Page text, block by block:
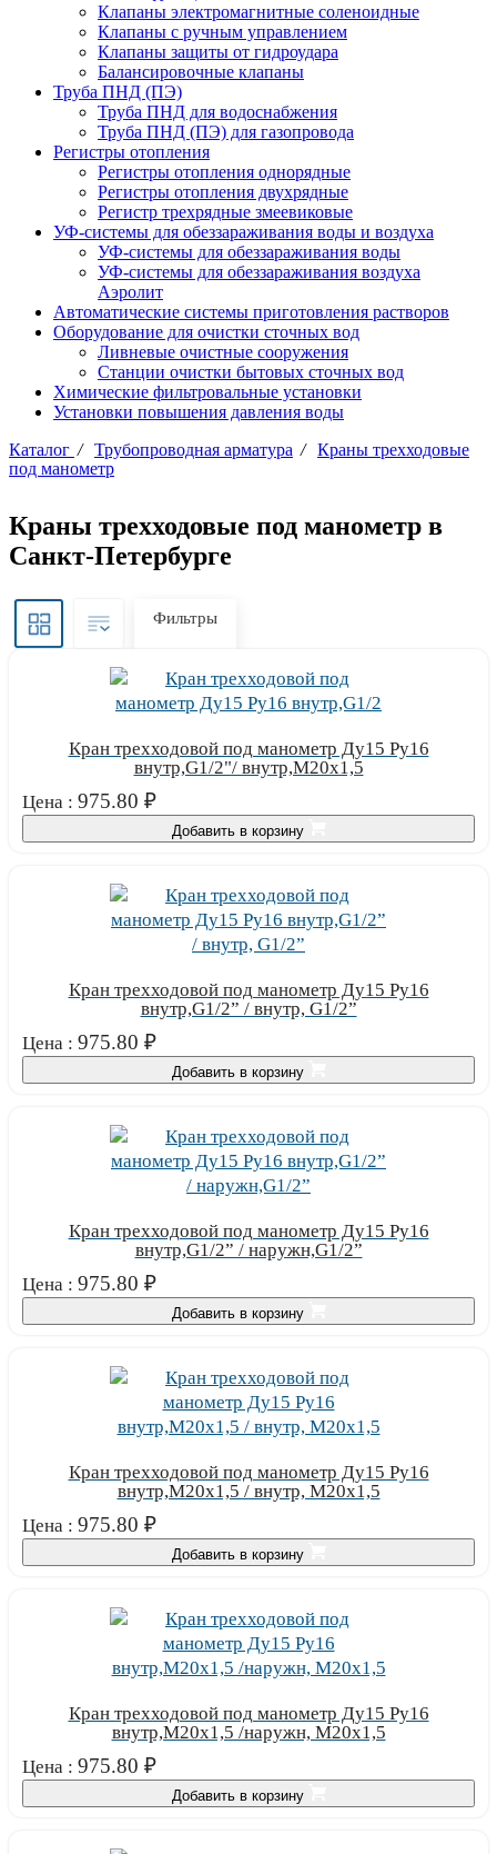
Клапаны электромагнитные соленоидные
Клапаны с ручным управлением
Клапаны защиты от гидроудара
Балансировочные клапаны
Труба ПНД (ПЭ)
Труба ПНД для водоснабжения
Труба ПНД (ПЭ) для газопровода
Регистры отопления
Регистры отопления однорядные
Регистры отопления двухрядные
Регистр трехрядные змеевиковые
УФ-системы для обеззараживания воды и воздуха
УФ-системы для обеззараживания воды
УФ-системы для обеззараживания воздуха
Аэролит
Автоматические системы приготовления растворов
Оборудование для очистки сточных вод
Ливневые очистные сооружения
Станции очистки бытовых сточных вод
Химические фильтровальные установки
Установки повышения давления воды
Каталог / Трубопроводная арматура / Краны трехходовые
под манометр
Краны трехходовые под манометр в
Санкт-Петербурге
Фильтры
Кран трехходовой под манометр Ду15 Ру16
внутр,G1/2"/ внутр,М20х1,5
Цена : 975.80 ₽
Добавить в корзину
Кран трехходовой под манометр Ду15 Ру16
внутр,G1/2” / внутр, G1/2”
Цена : 975.80 ₽
Добавить в корзину
Кран трехходовой под манометр Ду15 Ру16
внутр,G1/2” / наружн,G1/2”
Цена : 975.80 ₽
Добавить в корзину
Кран трехходовой под манометр Ду15 Ру16
внутр,М20х1,5 / внутр, М20х1,5
Цена : 975.80 ₽
Добавить в корзину
Кран трехходовой под манометр Ду15 Ру16
внутр,М20х1,5 /наружн, М20х1,5
Цена : 975.80 ₽
Добавить в корзину